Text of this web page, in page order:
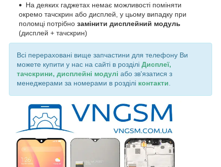
На деяких гаджетах немає можливості поміняти
окремо тачскрин або дисплей, у цьому випадку при
поломці потрібно замінити дисплейний модуль
(дисплей + тачскрин)
Всі перераховані вище запчастини для телефону Ви
можете купити у нас на сайті в розділі Дисплеї,
тачскрини, дисплейні модулі або зв'язатися з
менеджерами за номерами в розділі контакти